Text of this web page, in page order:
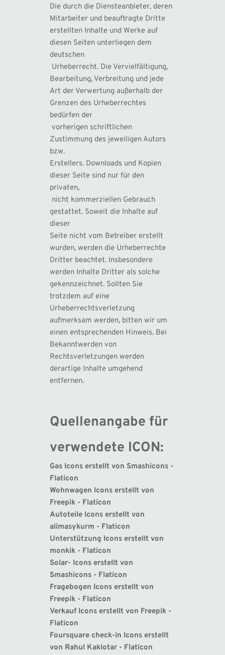
Die durch die Diensteanbieter, deren
Mitarbeiter und beauftragte Dritte
erstellten Inhalte und Werke auf
diesen Seiten unterliegen dem
deutschen
Bearbeitung, Verbreitung und jede
Art der Verwertung außerhalb der
Grenzen des Urheberrechtes
bedürfen der
Zustimmung des jeweiligen Autors
bzw.
Erstellers. Downloads und Kopien
dieser Seite sind nur für den
privaten,
gestattet. Soweit die Inhalte auf
dieser
Seite nicht vom Betreiber erstellt
wurden, werden die Urheberrechte
Dritter beachtet. Insbesondere
werden Inhalte Dritter als solche
gekennzeichnet. Sollten Sie
trotzdem auf eine
Urheberrechtsverletzung
aufmerksam werden, bitten wir um
einen entsprechenden Hinweis. Bei
Bekanntwerden von
Rechtsverletzungen werden
derartige Inhalte umgehend
entfernen.
Quellenangabe für
verwendete ICON:
Gas Icons erstellt von Smashicons -
Flaticon
Wohnwagen Icons erstellt von
Freepik - Flaticon
Autoteile Icons erstellt von
alimasykurm - Flaticon
Unterstützung Icons erstellt von
monkik - Flaticon
Solar- Icons erstellt von
Smashicons - Flaticon
Fragebogen Icons erstellt von
Freepik - Flaticon
Verkauf Icons erstellt von Freepik -
Flaticon
Foursquare check-in Icons erstellt
von Rahul Kaklotar - Flaticon